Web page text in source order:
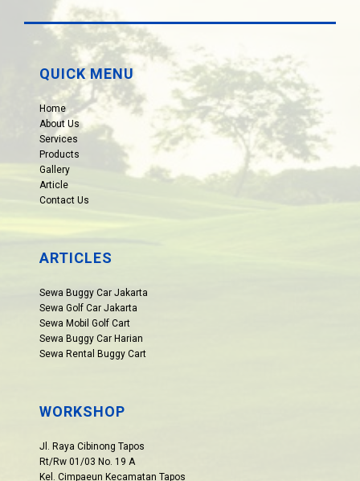
QUICK MENU
Home
About Us
Services
Products
Gallery
Article
Contact Us
ARTICLES
Sewa Buggy Car Jakarta
Sewa Golf Car Jakarta
Sewa Mobil Golf Cart
Sewa Buggy Car Harian
Sewa Rental Buggy Cart
WORKSHOP
Jl. Raya Cibinong Tapos
Rt/Rw 01/03 No. 19 A
Kel. Cimpaeun Kecamatan Tapos